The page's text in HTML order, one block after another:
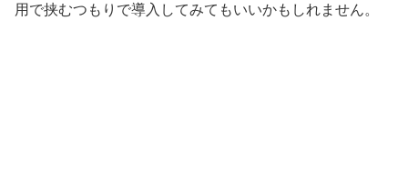
用で挟むつもりで導入してみてもいいかもしれません。